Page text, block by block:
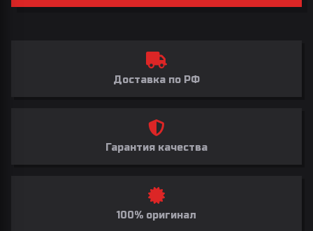
Доставка по РФ
Гарантия качества
100% оригинал